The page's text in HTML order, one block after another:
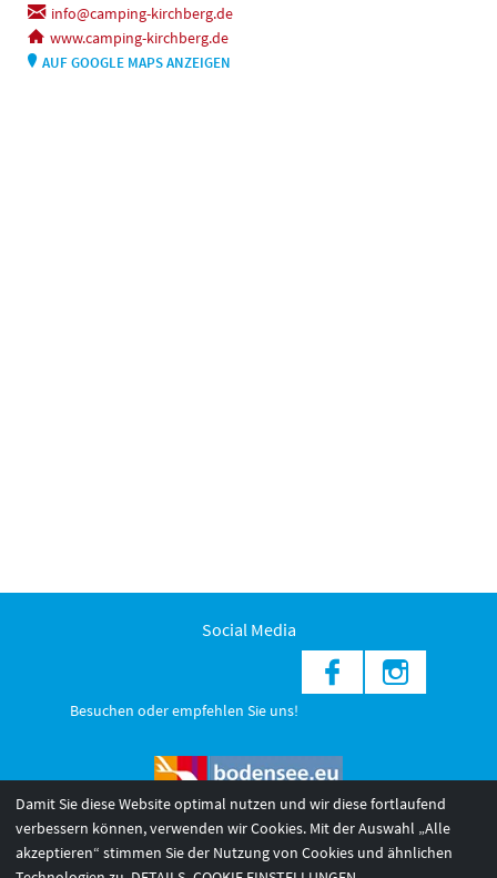
info@camping-kirchberg.de
www.camping-kirchberg.de
AUF GOOGLE MAPS ANZEIGEN
Social Media
Besuchen oder empfehlen Sie uns!
© 2026 Internationale Bodensee Tourismus GmbH
Damit Sie diese Website optimal nutzen und wir diese fortlaufend
verbessern können, verwenden wir Cookies. Mit der Auswahl „Alle
akzeptieren“ stimmen Sie der Nutzung von Cookies und ähnlichen